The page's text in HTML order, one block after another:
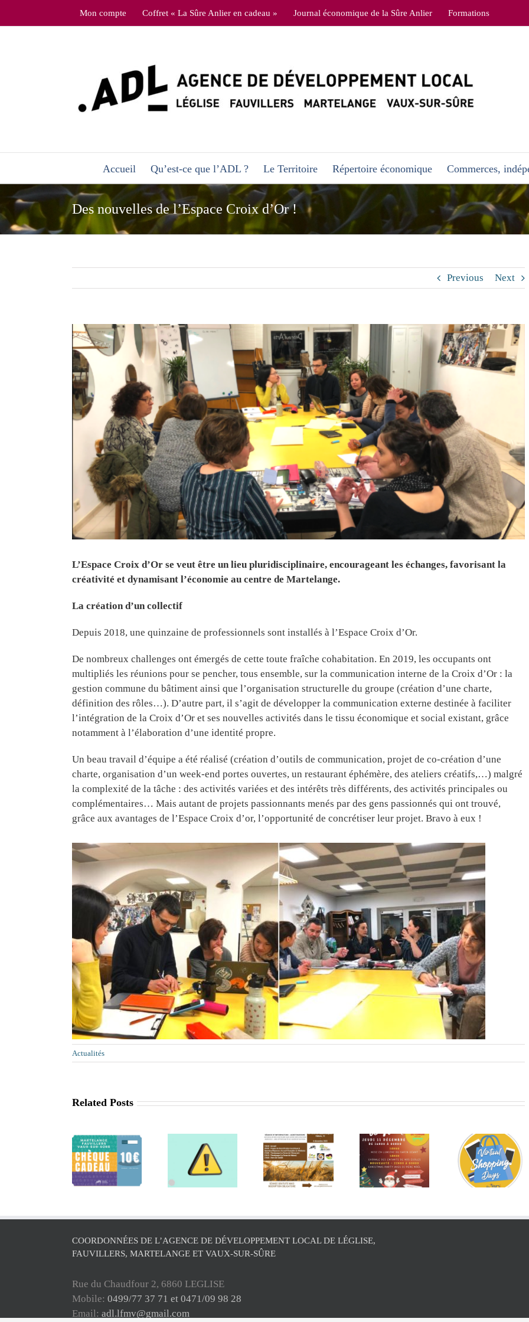
Mon compte Coffret « La Sûre Anlier en cadeau » Journal économique de la Sûre Anlier Formations
Accueil Qu’est-ce que l’ADL ? Le Territoire Répertoire économique Commerces,
Des nouvelles de l’Espace Croix d’Or !
Previous Next
View
Larger
Image
L’Espace Croix d’Or se veut être un lieu pluridisciplinaire, encourageant les échanges, favorisant la
créativité et dynamisant l’économie au centre de Martelange.
La création d’un collectif
Depuis 2018, une quinzaine de professionnels sont installés à l’Espace Croix d’Or.
De nombreux challenges ont émergés de cette toute fraîche cohabitation. En 2019, les occupants ont
multipliés les réunions pour se pencher, tous ensemble, sur la communication interne de la Croix d’Or : la
gestion commune du bâtiment ainsi que l’organisation structurelle du groupe (création d’une charte,
définition des rôles…). D’autre part, il s’agit de développer la communication externe destinée à faciliter
l’intégration de la Croix d’Or et ses nouvelles activités dans le tissu économique et social existant, grâce
notamment à l’élaboration d’une identité propre.
Un beau travail d’équipe a été réalisé (création d’outils de communication, projet de co-création d’une
charte, organisation d’un week-end portes ouvertes, un restaurant éphémère, des ateliers créatifs,…) malgré
la complexité de la tâche : des activités variées et des intérêts très différents, des activités principales ou
complémentaires… Mais autant de projets passionnants menés par des gens passionnés qui ont trouvé,
grâce aux avantages de l’Espace Croix d’or, l’opportunité de concrétiser leur projet. Bravo à eux !
Actualités
Related Posts
Retrait de
la
commune
de Léglise
Séance
d’information
Agritourisme
Marché de
Noël de
Martelange
Concours
virtuel du
26 au 30
novembre
La
des
cadeaux
COORDONNÉES DE L’AGENCE DE DÉVELOPPEMENT LOCAL DE LÉGLISE,
FAUVILLERS, MARTELANGE ET VAUX-SUR-SÛRE
Rue du Chaudfour 2, 6860 LEGLISE
Mobile: 0499/77 37 71 et 0471/09 98 28
Email: adl.lfmv@gmail.com